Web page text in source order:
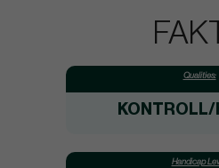
Qualities:
Handicap